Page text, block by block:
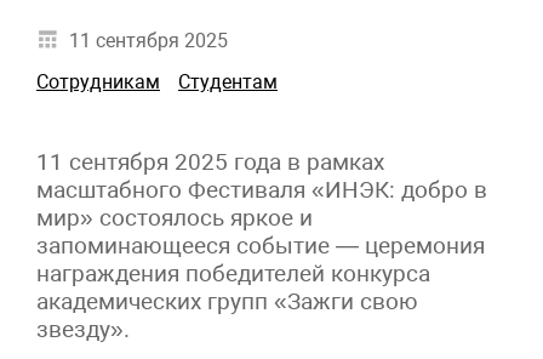
11 сентября 2025
Сотрудникам
Студентам
11 сентября 2025 года в рамках
масштабного Фестиваля «ИНЭК: добро в
мир» состоялось яркое и
запоминающееся событие — церемония
награждения победителей конкурса
академических групп «Зажги свою
звезду».